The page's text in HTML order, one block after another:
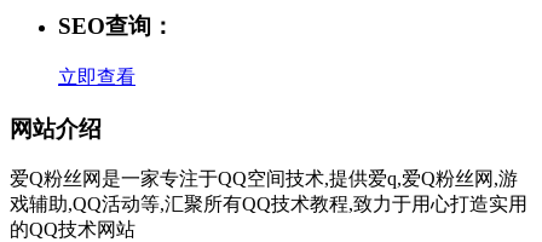
SEO查询：
立即查看
网站介绍
爱Q粉丝网是一家专注于QQ空间技术,提供爱q,爱Q粉丝网,游
戏辅助,QQ活动等,汇聚所有QQ技术教程,致力于用心打造实用
的QQ技术网站